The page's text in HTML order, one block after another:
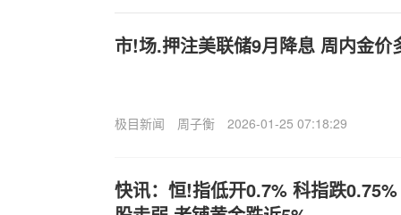
市!场.押注美联储9月降息 周内金价
极目新闻 周子衡 2026-01-25 07:18:29
快讯：恒!指低开0.7% 科指跌